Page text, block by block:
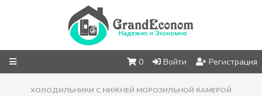
0 Войти Регистрация
ХОЛОДИЛЬНИКИ С НИЖНЕЙ МОРОЗИЛЬНОЙ КАМЕРОЙ